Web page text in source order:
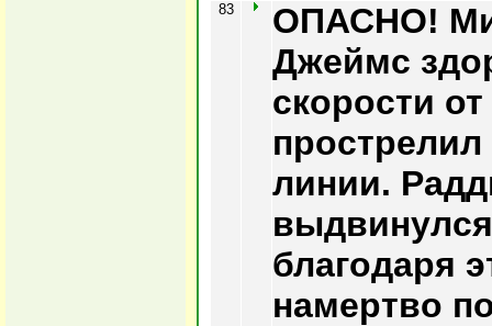
83
ОПАСНО!
Джеймс
скорости
линии.
благодаря
намертво